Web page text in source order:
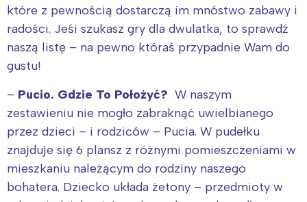
które z pewnością dostarczą im mnóstwo zabawy i
radości. Jeśi szukasz gry dla dwulatka, to sprawdź
naszą listę – na pewno któraś przypadnie Wam do
gustu!
– Pucio. Gdzie To Położyć? W naszym
zestawieniu nie mogło zabraknąć uwielbianego
przez dzieci – i rodziców – Pucia. W pudełku
znajduje się 6 plansz z różnymi pomieszczeniami w
mieszkaniu należącym do rodziny naszego
bohatera. Dziecko układa żetony – przedmioty w